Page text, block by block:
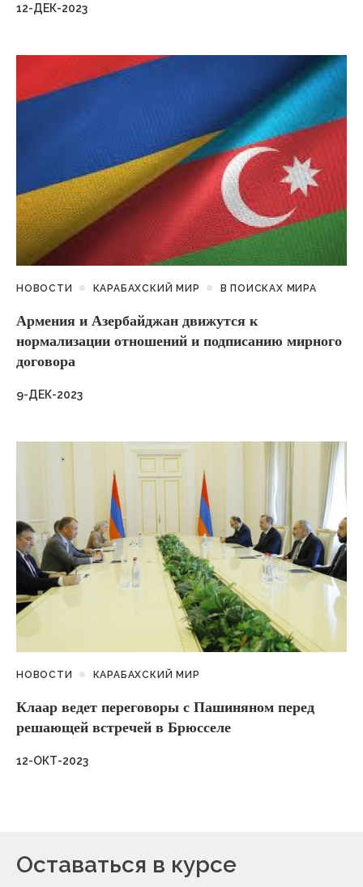
12-ДЕК-2023
НОВОСТИ КАРАБАХСКИЙ МИР В ПОИСКАХ МИРА
Армения и Азербайджан движутся к
нормализации отношений и подписанию мирного
договора
9-ДЕК-2023
НОВОСТИ КАРАБАХСКИЙ МИР
Клаар ведет переговоры с Пашиняном перед
решающей встречей в Брюсселе
12-ОКТ-2023
Оставаться в курсе